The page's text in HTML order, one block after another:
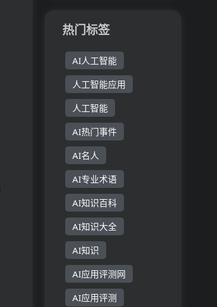
样风格的图片
和高清视频，
助力用户提升
创作效率。产
品定位于为...
热门标签
AI人工智能
人工智能应用
人工智能
AI热门事件
AI名人
AI专业术语
AI知识百科
AI知识大全
AI知识
AI应用评测网
AI应用评测